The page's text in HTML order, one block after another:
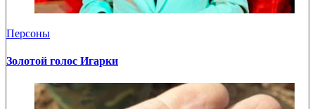
Персоны
Золотой голос Игарки